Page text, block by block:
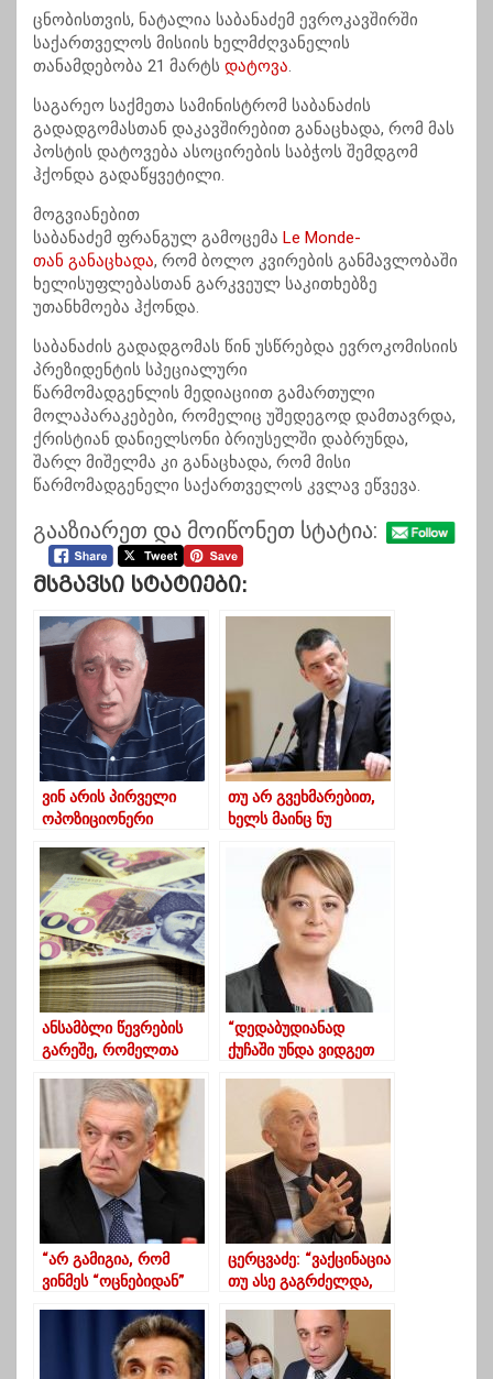
ცნობისთვის, ნატალია საბანაძემ ევროკავშირში
საქართველოს მისიის ხელმძღვანელის
თანამდებობა 21 მარტს დატოვა.
საგარეო საქმეთა სამინისტრომ საბანაძის
გადადგომასთან დაკავშირებით განაცხადა, რომ მას
პოსტის დატოვება ასოცირების საბჭოს შემდგომ
ჰქონდა გადაწყვეტილი.
მოგვიანებით
საბანაძემ ფრანგულ გამოცემა Le Monde-
თან განაცხადა, რომ ბოლო კვირების განმავლობაში
ხელისუფლებასთან გარკვეულ საკითხებზე
უთანხმოება ჰქონდა.
საბანაძის გადადგომას წინ უსწრებდა ევროკომისიის
პრეზიდენტის სპეციალური
წარმომადგენლის მედიაციით გამართული
მოლაპარაკებები, რომელიც უშედეგოდ დამთავრდა,
ქრისტიან დანიელსონი ბრიუსელში დაბრუნდა,
შარლ მიშელმა კი განაცხადა, რომ მისი
წარმომადგენელი საქართველოს კვლავ ეწვევა.
გააზიარეთ და მოიწონეთ სტატია:
Მსგავსი Სტატიები:
ვინ არის პირველი
ოპოზიციონერი
პარლამენტში შედის
თუ არ გვეხმარებით,
ხელს მაინც ნუ
ოპოზიციას
ანსამბლი წევრების
გარეშე, რომელთა
ათასია დახარჯული
“დედაბუდიანად
ქუჩაში უნდა ვიდგეთ
სისტემის ამოძირკვას
უნდა ვითხოვდეთ”
“არ გამიგია, რომ
ვინმეს “ოცნებიდან”
გზა ხსნილია”
ცერცვაძე: “ვაქცინაცია
თუ ასე გაგრძელდა,
საქართველოში მალე
დაიწყება”